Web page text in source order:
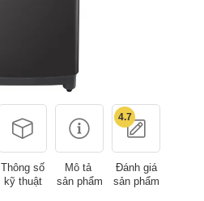
Thông số
kỹ thuật
Mô tả
sản phẩm
4.7
Đánh giá
sản phẩm